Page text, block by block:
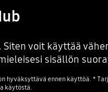
voit käyttää
sisällön
ennen käyttöä. *
käytöstä.